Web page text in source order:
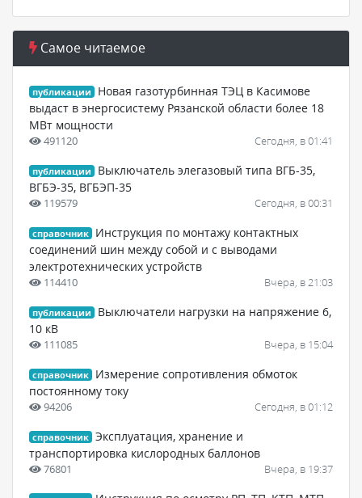
Самое читаемое
публикации
Новая газотурбинная ТЭЦ в Касимове
выдаст в энергосистему Рязанской области более 18
МВт мощности
491120 Сегодня, в 01:41
публикации
Выключатель элегазовый типа ВГБ-35,
ВГБЭ-35, ВГБЭП-35
119579 Сегодня, в 00:31
справочник
Инструкция по монтажу контактных
соединений шин между собой и с выводами
электротехнических устройств
114410 Вчера, в 21:03
публикации
Выключатели нагрузки на напряжение 6,
10 кВ
111085 Вчера, в 15:04
справочник
Измерение сопротивления обмоток
постоянному току
94206 Сегодня, в 01:12
справочник Эксплуатация, хранение и
транспортировка кислородных баллонов
76801 Вчера, в 19:37